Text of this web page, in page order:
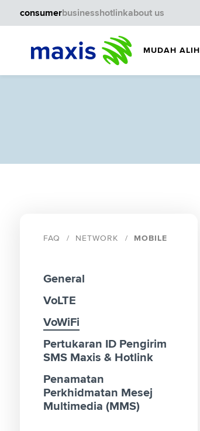
MUDAH ALIH
consumerbusinesshotlinkabout us
FAQ NETWORK MOBILE
General
VoLTE
VoWiFi
Pertukaran ID Pengirim
SMS Maxis & Hotlink
Penamatan
Perkhidmatan Mesej
Multimedia (MMS)